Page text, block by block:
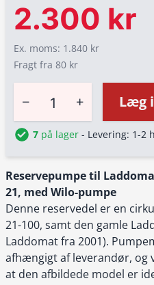
Reservepumpe til
21, med Wilo-pumpe
Denne reservedel er en
21-100, samt den gamle
Laddomat fra 2001).
afhængigt af leverandør, og
at den afbildede model er
2.300 kr
Ex. moms: 1.840 kr
Fragt fra 80 kr
− + Læg
7 på lager - Levering: 1-2